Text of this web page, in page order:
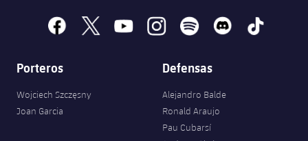
facebook
x youtubeinstagramspotify discord tiktok
Porteros
Wojciech Szczęsny
Joan Garcia
Defensas
Alejandro Balde
Ronald Araujo
Pau Cubarsí